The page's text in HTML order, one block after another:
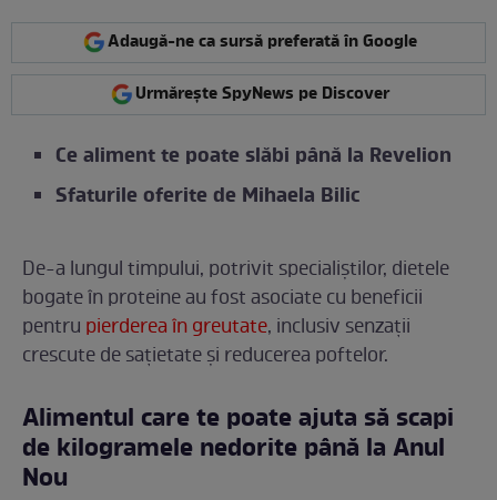
Adaugă-ne ca sursă preferată în Google
Urmărește SpyNews pe Discover
Ce aliment te poate slăbi până la Revelion
Sfaturile oferite de Mihaela Bilic
De-a lungul timpului, potrivit specialiștilor, dietele
bogate în proteine ​​au fost asociate cu beneficii
pentru pierderea în greutate, inclusiv senzații
crescute de sațietate și reducerea poftelor.
Alimentul care te poate ajuta să scapi
de kilogramele nedorite până la Anul
Nou